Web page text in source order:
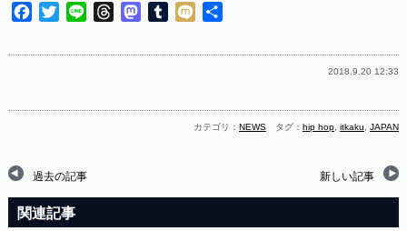
Facebook
TwitterLine ThreadsMastodon
Tumblr
Mixi
2018.9.20 12:33
カテゴリ：NEWS タグ：hip hop,itkaku,JAPAN
過去の記事 新しい記事
関連記事